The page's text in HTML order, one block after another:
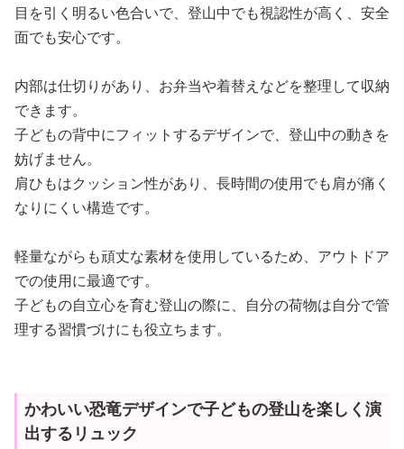
目を引く明るい色合いで、登山中でも視認性が高く、安全
面でも安心です。
内部は仕切りがあり、お弁当や着替えなどを整理して収納
できます。
子どもの背中にフィットするデザインで、登山中の動きを
妨げません。
肩ひもはクッション性があり、長時間の使用でも肩が痛く
なりにくい構造です。
軽量ながらも頑丈な素材を使用しているため、アウトドア
での使用に最適です。
子どもの自立心を育む登山の際に、自分の荷物は自分で管
理する習慣づけにも役立ちます。
かわいい恐竜デザインで子どもの登山を楽しく演
出するリュック